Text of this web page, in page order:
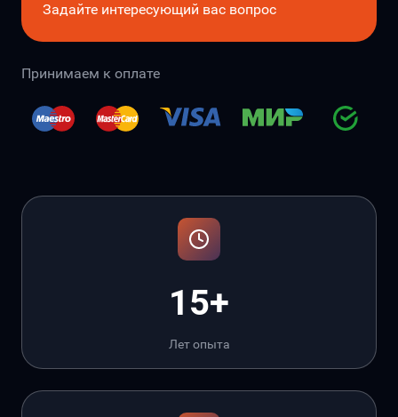
Задайте интересующий вас вопрос
Принимаем к оплате
15+
Лет опыта